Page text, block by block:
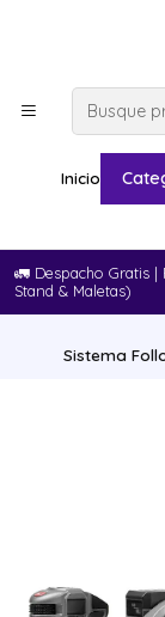
Inicio
🚛​ Despacho Gratis
Stand & Maletas)
Sistema